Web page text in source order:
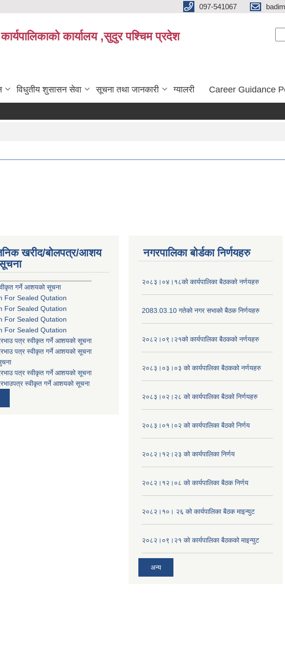
097-541067
कार्यालय ,सुदुर पश्चिम प्रदेश
विधुतीय शुसासन सेवा सूचना तथा जानकारी ग्यालरी Career Guidance
खरीद/बोलपत्र/आशय
गर्ने आशयको सूचना
For Sealed Qutation
For Sealed Qutation
For Sealed Qutation
For Sealed Qutation
पत्र स्वीकृत गर्ने आशयको सूचना
पत्र स्वीकृत गर्ने आशयको सूचना
पत्र स्वीकृत गर्ने आशयको सूचना
स्वीकृत गर्ने आशयको सूचना
नगरपालिका बोर्डका निर्णयहरु
२०८३।०४।१८को कार्यपालिका बैठकको नर्णयहरु
2083.03.10 गतेको नगर सभाको बैठक निर्णयहरु
२०८२।०९।२१को कार्यपालिका बैठकको नर्णयहरु
२०८३।०३।०३ को कार्यपालिका बैठकको नर्णयहरु
२०८३।०२।२८ को कार्यपालिका बैठको निर्णयहरु
२०८३।०१।०२ को कार्यपालिका बैठको निर्णय
२०८२।१२।२३ को कार्यपालिका निर्णय
२०८२।१२।०८ को कार्यपालिका बैठक निर्णय
२०८२।१०। २६ को कार्यपालिका बैठक माइन्युट
२०८२।०९।२१ को कार्यपालिका बैठकको माइन्युट
अन्य